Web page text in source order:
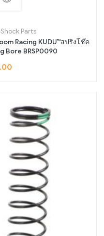
Parts
Racing KUDU™สปริงโช๊ค
Bore BRSP0090